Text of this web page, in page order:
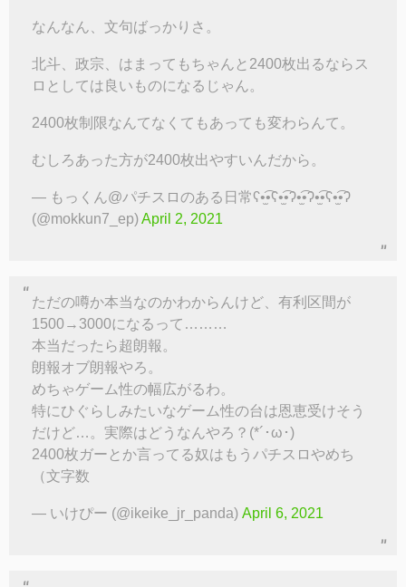
なんなん、文句ばっかりさ。
北斗、政宗、はまってもちゃんと2400枚出るならス
ロとしては良いものになるじゃん。
2400枚制限なんてなくてもあっても変わらんて。
むしろあった方が2400枚出やすいんだから。
— もっくん@パチスロのある日常ʕ•̫͡•ʕ•̫͡•ʔ•̫͡•ʔ•̫͡•ʕ•̫͡•ʔ
(@mokkun7_ep)April 2, 2021
ただの噂か本当なのかわからんけど、有利区間が
1500→3000になるって………
本当だったら超朗報。
朗報オブ朗報やろ。
めちゃゲーム性の幅広がるわ。
特にひぐらしみたいなゲーム性の台は恩恵受けそう
だけど…。実際はどうなんやろ？(*´･ω･)
2400枚ガーとか言ってる奴はもうパチスロやめち
（文字数
— いけぴー (@ikeike_jr_panda) April 6, 2021